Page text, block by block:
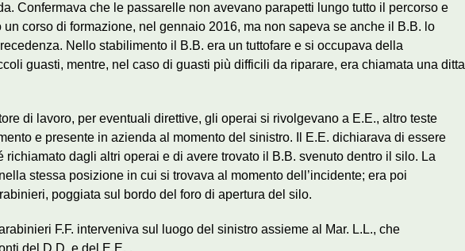
Confermava che le passarelle non avevano parapetti lungo tutto il percorso e
un corso di formazione, nel gennaio 2016, ma non sapeva se anche il B.B. lo
Nello stabilimento il B.B. era un tuttofare e si occupava della
guasti, mentre, nel caso di guasti più difficili da riparare, era chiamata una ditta
di lavoro, per eventuali direttive, gli operai si rivolgevano a E.E., altro teste
e presente in azienda al momento del sinistro. Il E.E. dichiarava di essere
richiamato dagli altri operai e di avere trovato il B.B. svenuto dentro il silo. La
stessa posizione in cui si trovava al momento dell’incidente; era poi
poggiata sul bordo del foro di apertura del silo.
F.F. interveniva sul luogo del sinistro assieme al Mar. L.L., che